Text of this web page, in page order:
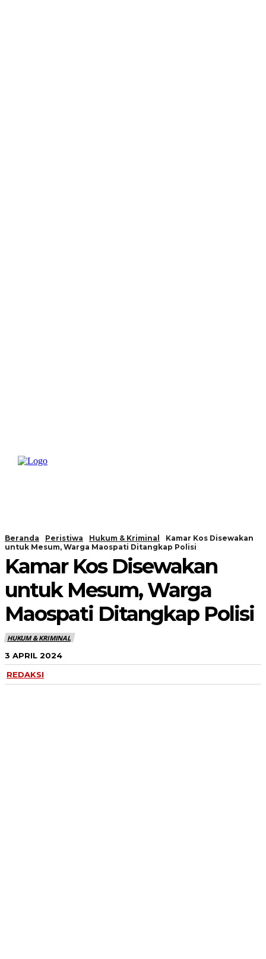
Beranda Peristiwa Hukum & Kriminal
Kamar Kos Disewakan
untuk Mesum, Warga Maospati Ditangkap Polisi
Kamar Kos Disewakan
untuk Mesum, Warga
Maospati Ditangkap Polisi
HUKUM & KRIMINAL
3 APRIL 2024
REDAKSI